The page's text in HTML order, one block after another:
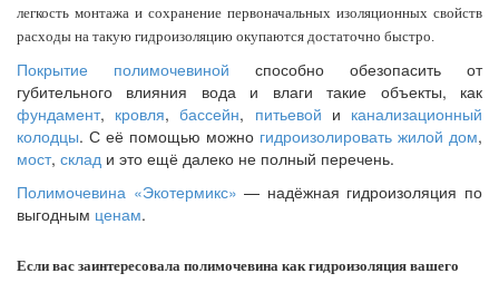
легкость монтажа и сохранение первоначальных изоляционных свойств
расходы на такую гидроизоляцию окупаются достаточно быстро.
Покрытие полимочевиной способно обезопасить от
губительного влияния вода и влаги такие объекты, как
фундамент, кровля,бассейн, питьевой и канализационный
колодцы. С её помощью можно гидроизолировать жилой дом,
мост, склад и это ещё далеко не полный перечень.
Полимочевина «Экотермикс» — надёжная гидроизоляция по
выгодным ценам.
Если вас заинтересовала полимочевина как гидроизоляция вашего